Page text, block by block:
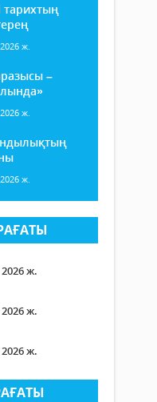
тарихтың
ж.
–
ж.
ж.
ж.
ж.
ж.